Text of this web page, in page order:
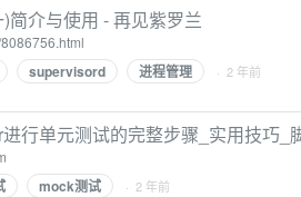
介与使用 - 再见紫罗兰
supervisord 进程管理 · 2 年前
行单元测试的完整步骤_实用技巧_
mock测试 · 2 年前